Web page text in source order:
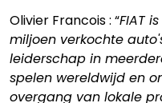
Olivier Francois : “FIAT
miljoen verkochte
leiderschap in
spelen wereldwijd en
overgang van lokale